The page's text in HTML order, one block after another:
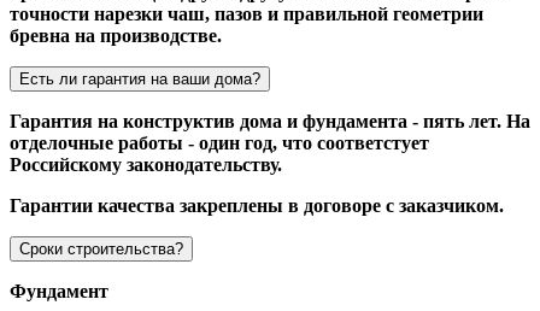
точности нарезки чаш, пазов и правильной геометрии
бревна на производстве.
Есть ли гарантия на ваши дома?
Гарантия на конструктив дома и фундамента - пять лет. На
отделочные работы - один год, что соответстует
Российскому законодательству.
Гарантии качества закреплены в договоре с заказчиком.
Сроки строительства?
Фундамент